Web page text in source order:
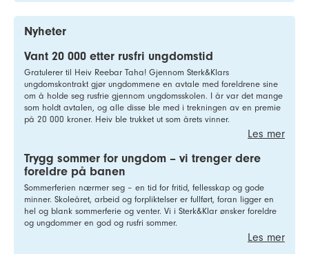
Nyheter
Vant 20 000 etter rusfri ungdomstid
Gratulerer til Heiv Reebar Taha! Gjennom Sterk&Klars
ungdomskontrakt gjør ungdommene en avtale med foreldrene sine
om å holde seg rusfrie gjennom ungdomsskolen. I år var det mange
som holdt avtalen, og alle disse ble med i trekningen av en premie
på 20 000 kroner. Heiv ble trukket ut som årets vinner.
Les mer
Trygg sommer for ungdom – vi trenger dere
foreldre på banen
Sommerferien nærmer seg – en tid for fritid, fellesskap og gode
minner. Skoleåret, arbeid og forpliktelser er fullført, foran ligger en
hel og blank sommerferie og venter. Vi i Sterk&Klar ønsker foreldre
og ungdommer en god og rusfri sommer.
Les mer